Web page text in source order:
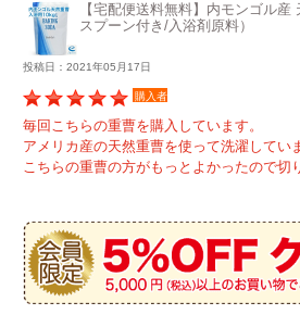
【宅配便送料無料】内モンゴル
スプーン付き/入浴剤原料）
投稿日：2021年05月17日
購入者
毎回こちらの重曹を購入しています。
アメリカ産の天然重曹を使って洗濯してい
こちらの重曹の方がもっとよかったので切